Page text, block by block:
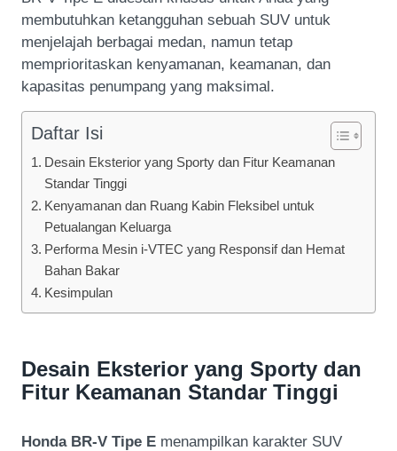
membutuhkan ketangguhan sebuah SUV untuk
menjelajah berbagai medan, namun tetap
memprioritaskan kenyamanan, keamanan, dan
kapasitas penumpang yang maksimal.
Daftar Isi
Desain Eksterior yang Sporty dan Fitur Keamanan
Standar Tinggi
Kenyamanan dan Ruang Kabin Fleksibel untuk
Petualangan Keluarga
Performa Mesin i-VTEC yang Responsif dan Hemat
Bahan Bakar
Kesimpulan
Desain Eksterior yang Sporty dan
Fitur Keamanan Standar Tinggi
Honda BR-V Tipe E menampilkan karakter SUV